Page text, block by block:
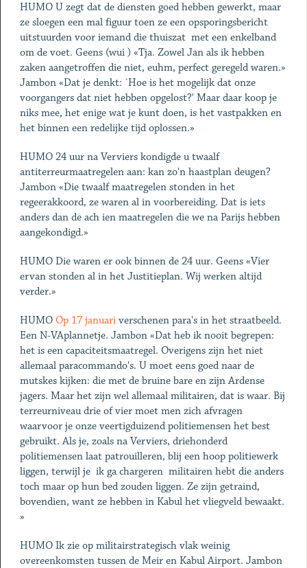
HUMO U zegt dat de diensten goed hebben gewerkt, maar
ze sloegen een mal figuur toen ze een opsporingsbericht
uitstuurden voor iemand die thuiszat ­ met een enkelband
om de voet. Geens (wui ) «Tja. Zowel Jan als ik hebben
zaken aangetroffen die niet, euhm, perfect geregeld waren.»
Jambon «Dat je denkt: `Hoe is het mogelijk dat onze
voorgangers dat niet hebben opgelost?' Maar daar koop je
niks mee, het enige wat je kunt doen, is het vastpakken en
het binnen een redelijke tijd oplossen.»
HUMO 24 uur na Verviers kondigde u twaalf
antiterreurmaatregelen aan: kan zo'n haastplan deugen?
Jambon «Die twaalf maatregelen stonden in het
regeerakkoord, ze waren al in voorbereiding. Dat is iets
anders dan de ach ien maatregelen die we na Parijs hebben
aangekondigd.»
HUMO Die waren er ook binnen de 24 uur. Geens «Vier
ervan stonden al in het Justitieplan. Wij werken altijd
verder.»
HUMO Op 17 januariverschenen para's in het straatbeeld.
Een N-VAplannetje. Jambon «Dat heb ik nooit begrepen:
het is een capaciteitsmaatregel. Overigens zijn het niet
allemaal paracommando's. U moet eens goed naar de
mutskes kijken: die met de bruine bare en zijn Ardense
jagers. Maar het zijn wel allemaal militairen, dat is waar. Bij
terreurniveau drie of vier moet men zich afvragen
waarvoor je onze veertigduizend politiemensen het best
gebruikt. Als je, zoals na Verviers, driehonderd
politiemensen laat patrouilleren, blij een hoop politiewerk
liggen, terwijl je ­ ik ga chargeren ­ militairen hebt die anders
toch maar op hun bed zouden liggen. Ze zijn getraind,
bovendien, want ze hebben in Kabul het vliegveld bewaakt.
»
HUMO Ik zie op militairstrategisch vlak weinig
overeenkomsten tussen de Meir en Kabul Airport. Jambon